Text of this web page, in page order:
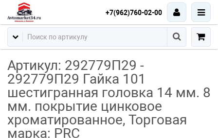
+7(962)760-02-00
Артикул: 292779П29 -
292779П29 Гайка 101
шестигранная головка 14 мм. 8
мм. покрытие цинковое
хроматированное, Торговая
марка: PRC